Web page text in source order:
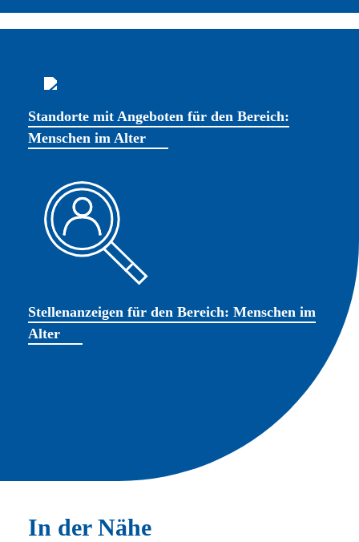
Standorte mit Angeboten für den Bereich:
Menschen im Alter
Stellenanzeigen für den Bereich: Menschen im
Alter
In der Nähe